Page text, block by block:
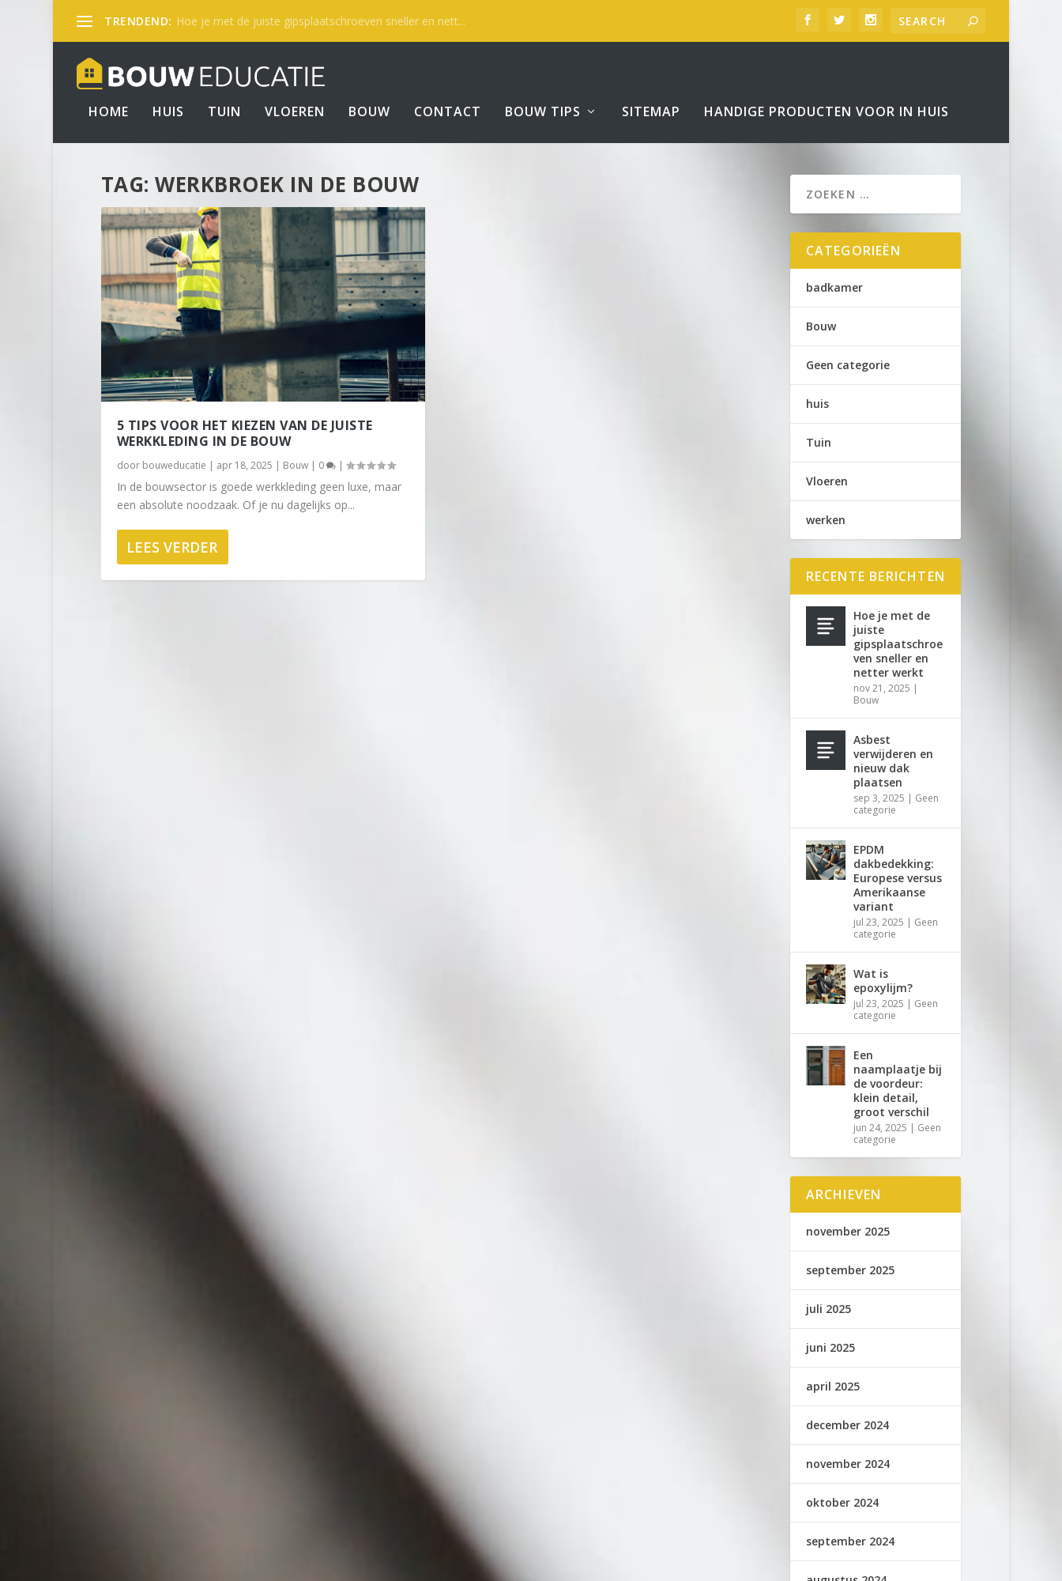
TRENDEND: Hoe je met de juiste gipsplaatschroeven sneller en nett...
HOME HUIS TUIN VLOEREN BOUW CONTACT BOUW TIPS SITEMAP HANDIGE PRODUCTEN VOOR IN HUIS
TAG:WERKBROEK IN DE BOUW
5 TIPS VOOR HET KIEZEN VAN DE JUISTE
WERKKLEDING IN DE BOUW
door bouweducatie | apr 18, 2025 | Bouw| 0 |
In de bouwsector is goede werkkleding geen luxe, maar
een absolute noodzaak. Of je nu dagelijks op...
LEES VERDER
CATEGORIEËN
badkamer
Bouw
Geen categorie
huis
Tuin
Vloeren
werken
RECENTE BERICHTEN
Hoe je met de
juiste
gipsplaatschroe
ven sneller en
netter werkt
nov 21, 2025 |
Bouw
Asbest
verwijderen en
nieuw dak
plaatsen
sep 3, 2025 | Geen
categorie
EPDM
dakbedekking:
Europese versus
Amerikaanse
variant
jul 23, 2025 | Geen
categorie
Wat is
epoxylijm?
jul 23, 2025 | Geen
categorie
Een
naamplaatje bij
de voordeur:
klein detail,
groot verschil
jun 24, 2025 | Geen
categorie
ARCHIEVEN
november 2025
september 2025
juli 2025
juni 2025
april 2025
december 2024
november 2024
oktober 2024
september 2024